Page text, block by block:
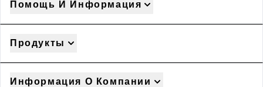
Помощь И Информация
Продукты
Информация О Компании